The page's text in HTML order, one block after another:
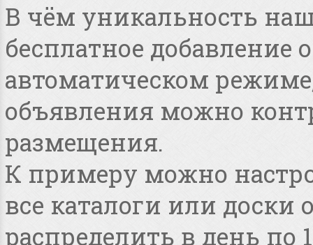
В чём уникальность
бесплатное добавление
автоматическом
объявления можно
размещения.
К примеру можно
все каталоги или
распределить в день по